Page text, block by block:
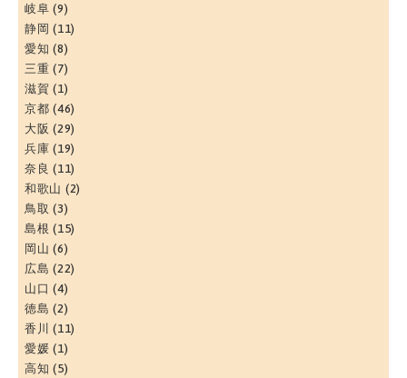
岐阜 (9)
静岡 (11)
愛知 (8)
三重 (7)
滋賀 (1)
京都 (46)
大阪 (29)
兵庫 (19)
奈良 (11)
和歌山 (2)
鳥取 (3)
島根 (15)
岡山 (6)
広島 (22)
山口 (4)
徳島 (2)
香川 (11)
愛媛 (1)
高知 (5)